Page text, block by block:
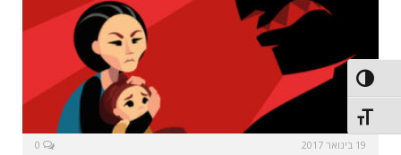
הפעל/כבה ניגודיות גבוהה
מתג גודל גופן
19 בינואר 2017